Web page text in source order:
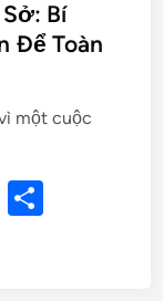
Bí
Để Toàn
một cuộc